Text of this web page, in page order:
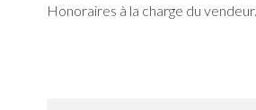
Honoraires à la charge du vendeur.